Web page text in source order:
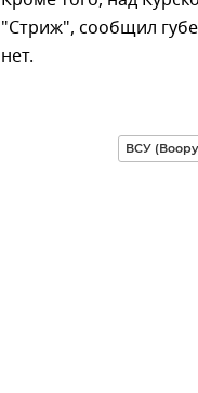
"Стриж", сообщил
нет.
ВСУ